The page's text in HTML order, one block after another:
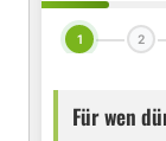
1 2
Für wen